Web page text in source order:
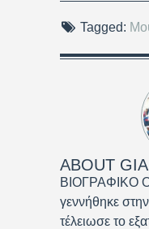
Tagged:
ABOUT
ΒΙΟΓΡΑΦΙΚΟ Ο
γεννήθηκε
τέλειωσε το